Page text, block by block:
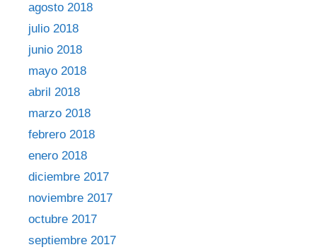
agosto 2018
julio 2018
junio 2018
mayo 2018
abril 2018
marzo 2018
febrero 2018
enero 2018
diciembre 2017
noviembre 2017
octubre 2017
septiembre 2017